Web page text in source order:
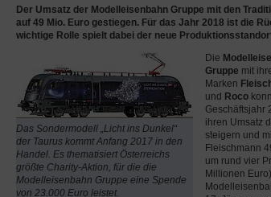
Der Umsatz der Modelleisenbahn Gruppe mit den
auf 49 Mio. Euro gestiegen. Für das Jahr 2018 ist die
wichtige Rolle spielt dabei der neue
Das Sondermodell „Licht ins Dunkel“
der Taurus kommt Anfang 2017 in den
Handel. Es thematisiert Österreichs
größte Charity-Aktion, für die die
Modelleisenbahn Gruppe eine Spende
von 23.000 Euro leistet.
Die
Gruppe mit
Marken
und Roco
Geschäftsjahr
ihren Umsatz
steigern und
Fleischmann
um rund vier
Millionen